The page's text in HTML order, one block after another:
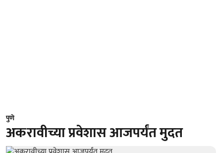
पुणे
अकरावीच्या प्रवेशास आजपर्यंत मुदत